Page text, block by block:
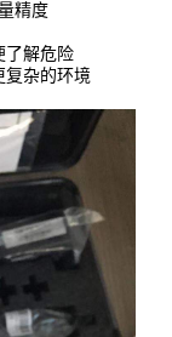
精度
了解危险
复杂的环境